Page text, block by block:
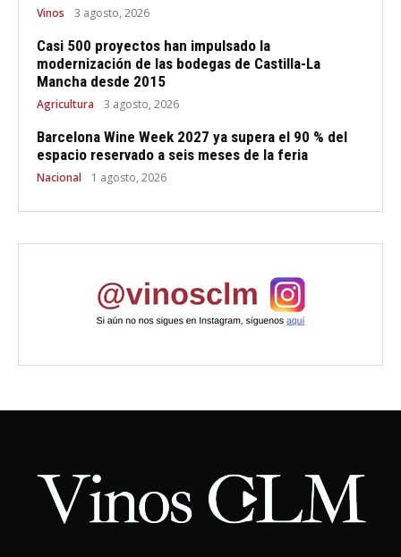
Vinos 3 agosto, 2026
Casi 500 proyectos han impulsado la
modernización de las bodegas de Castilla-La
Mancha desde 2015
Agricultura 3 agosto, 2026
Barcelona Wine Week 2027 ya supera el 90 % del
espacio reservado a seis meses de la feria
Nacional 1 agosto, 2026